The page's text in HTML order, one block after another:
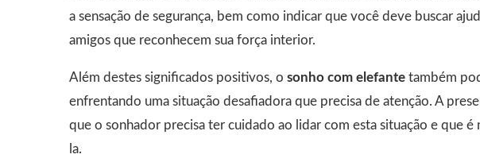
a sensação de segurança, bem como indicar que você deve buscar
amigos que reconhecem sua força interior.
Além destes significados positivos, o sonho com elefante também
enfrentando uma situação desafiadora que precisa de atenção. A
que o sonhador precisa ter cuidado ao lidar com esta situação e que é
la.